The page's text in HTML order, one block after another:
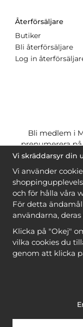
Återförsäljare
Butiker
Bli återförsäljare
Log in
Bli medlem i
prenumerera
ner många
när du handlar
är
Copyright
Vi skräddarsyr din
Vi använder
och för hålla våra
För detta
användarna,
Klicka på "Okej"
vilka cookies du
genom att klicka